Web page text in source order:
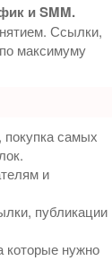
и SMM.
Ссылки,
максимуму
самых
и
публикации
которые нужно